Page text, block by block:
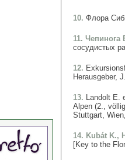
10. Флора
11. Чепинога
сосудистых
12.
Herausgeber,
13. Landolt E.
Alpen (2.,
Stuttgart,
14. Kubát K.,
[Key to the